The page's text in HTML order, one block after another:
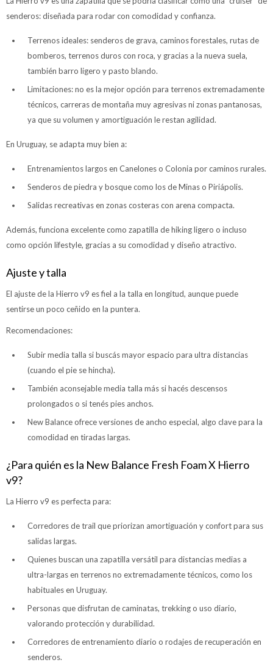
senderos: diseñada para rodar con comodidad y confianza.
Terrenos ideales: senderos de grava, caminos forestales, rutas de
bomberos, terrenos duros con roca, y gracias a la nueva suela,
también barro ligero y pasto blando.
Limitaciones: no es la mejor opción para terrenos extremadamente
técnicos, carreras de montaña muy agresivas ni zonas pantanosas,
ya que su volumen y amortiguación le restan agilidad.
En Uruguay, se adapta muy bien a:
Entrenamientos largos en Canelones o Colonia por caminos rurales.
Senderos de piedra y bosque como los de Minas o Piriápolis.
Salidas recreativas en zonas costeras con arena compacta.
Además, funciona excelente como zapatilla de hiking ligero o incluso
como opción lifestyle, gracias a su comodidad y diseño atractivo.
Ajuste y talla
El ajuste de la Hierro v9 es fiel a la talla en longitud, aunque puede
sentirse un poco ceñido en la puntera.
Recomendaciones:
Subir media talla si buscás mayor espacio para ultra distancias
(cuando el pie se hincha).
También aconsejable media talla más si hacés descensos
prolongados o si tenés pies anchos.
New Balance ofrece versiones de ancho especial, algo clave para la
comodidad en tiradas largas.
¿Para quién es la New Balance Fresh Foam X Hierro
v9?
La Hierro v9 es perfecta para:
Corredores de trail que priorizan amortiguación y confort para sus
salidas largas.
Quienes buscan una zapatilla versátil para distancias medias a
ultra-largas en terrenos no extremadamente técnicos, como los
habituales en Uruguay.
Personas que disfrutan de caminatas, trekking o uso diario,
valorando protección y durabilidad.
Corredores de entrenamiento diario o rodajes de recuperación en
senderos.